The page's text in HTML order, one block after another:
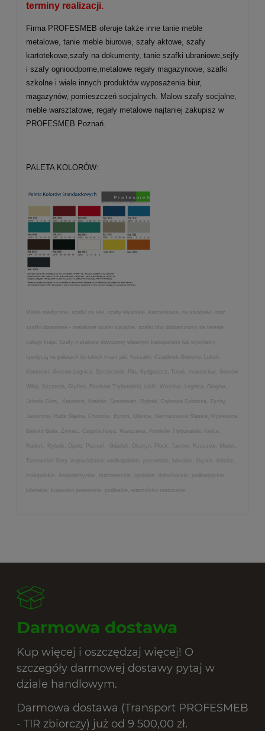
terminy realizacji.
Firma PROFESMEB oferuje także inne tanie meble
metalowe, tanie meble biurowe, szafy aktowe, szafy
kartotekowe,szafy na dokumenty, tanie szafki ubraniowe,sejfy
i szafy ognioodporne,metalowe regały magazynowe, szafki
szkolne i wiele innych produktów wyposażenia biur,
magazynów, pomieszczeń socjalnych. Malow szafy socjalne,
meble warsztatowe, regały metalowe najtaniej zakupisz w
PROFESMEB Poznań.
PALETA KOLORÓW:
Meble medyczne, szafki na leki, szafy lekarskie, kartotekowe, na kartoteki, oraz
szafki ubraniowe - metalowe szafki socjalne, szafki bhp dostarczamy na terenie
całego kraju. Szafy metalowe dowozimy własnym transportem lub wysyłamy
spedycją na paletach do takich miast jak: Koszalin, Czaplinek,Gniezno, Luboń,
Komornki, Gorzów,Legnica, Szczecinek, Piła, Bydgoszcz, Toruń, Inowrocław, Gorzów
Wlkp, Szczecin, Gryfino, Piotrków Trybunalski, Łódź, Wrocław, Legnica, Głogów,
Jelenia Góra, Katowice, Kraków, Sosnowiec, Rybnik, Dąbrowa Górnicza, Tychy,
Jaworzno, Ruda Śląska, Chorzów, Bytom, Gliwice, Siemianowice Śląskie, Mysłowice,
Bielsko Biała, Żywiec, Częstochowa, Warszawa, Piotrków Trybunalski, Kielce,
Radom, Rybnik, Opole, Poznań, Gdańsk, Olsztyn, Płock, Tarnów, Rzeszów, Mielec,
Tarnowskie Góry, województwa: wielkopolskie, pomorskie, lubuskie, śląskie, łódzkie,
małopolskie, świętokrzyskie, mazowieckie, opolskie, dolnośląskie, podkarpackie,
lubelskie, kujawsko pomorskie, podlaskie, warmińsko mazurskie.
Darmowa dostawa
Kup więcej i oszczędzaj więcej! O
szczegóły darmowej dostawy pytaj w
dziale handlowym.
Darmowa dostawa (Transport PROFESMEB
- TIR zbiorczy) już od 9 500,00 zł.